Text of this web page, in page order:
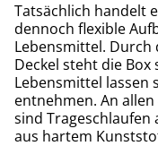
Tatsächlich handelt
dennoch flexible
Lebensmittel.
Deckel steht die
Lebensmittel lassen
entnehmen. An
sind Trageschlaufen
aus hartem